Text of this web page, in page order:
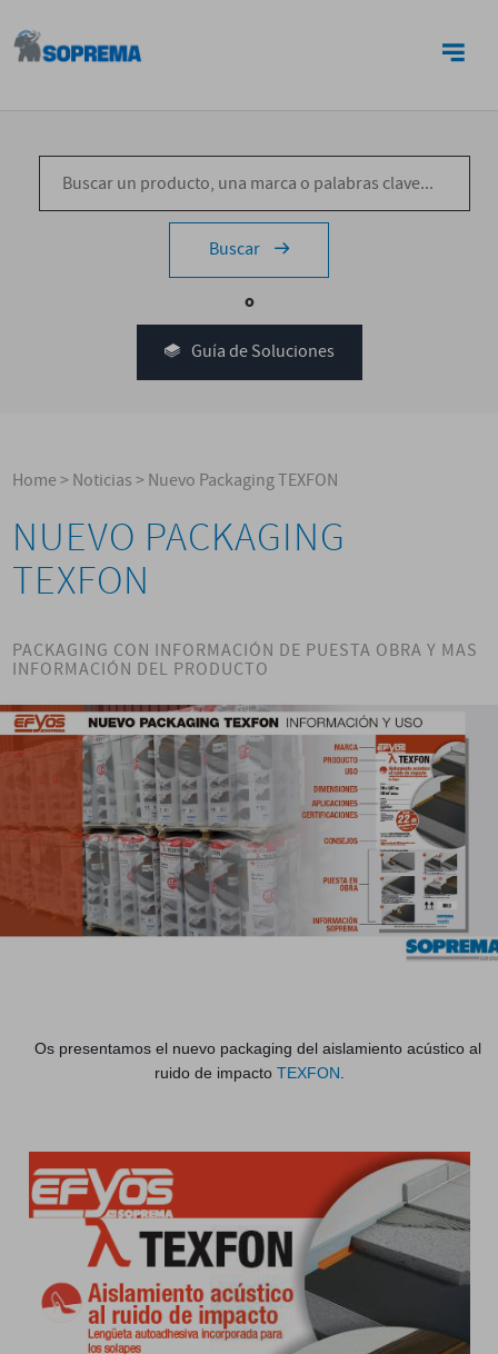
Buscar
o
Guía de Soluciones
Home>Noticias>Nuevo Packaging TEXFON
NUEVO PACKAGING
TEXFON
PACKAGING CON INFORMACIÓN DE PUESTA OBRA Y MAS
INFORMACIÓN DEL PRODUCTO
Os presentamos el nuevo packaging del aislamiento acústico al
ruido de impacto TEXFON